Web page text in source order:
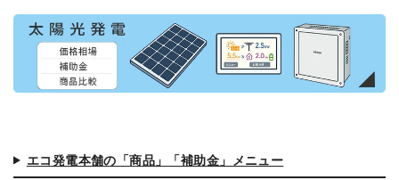
エコ発電本舗の「商品」「補助金」メニュー